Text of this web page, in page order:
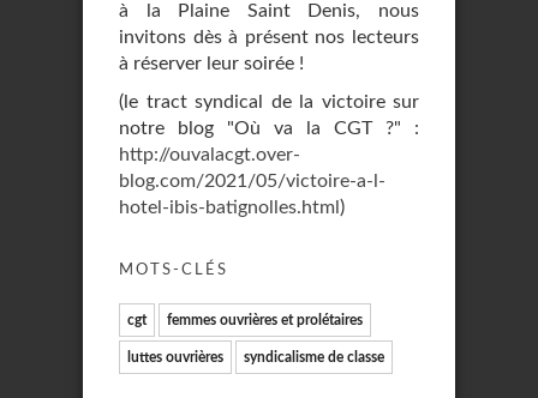
à la Plaine Saint Denis, nous
invitons dès à présent nos lecteurs
à réserver leur soirée !
(le tract syndical de la victoire sur
notre blog "Où va la CGT ?" :
http://ouvalacgt.over-
blog.com/2021/05/victoire-a-l-
hotel-ibis-batignolles.html )
MOTS-CLÉS
cgt femmes ouvrières et prolétaires
luttes ouvrières syndicalisme de classe